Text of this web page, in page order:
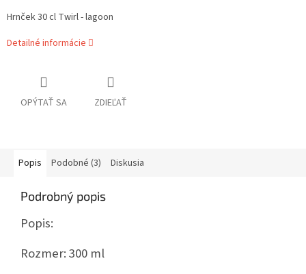
Hrnček 30 cl Twirl - lagoon
Detailné informácie
OPÝTAŤ SA ZDIEĽAŤ
Popis Podobné (3) Diskusia
Podrobný popis
Popis:
Rozmer: 300 ml